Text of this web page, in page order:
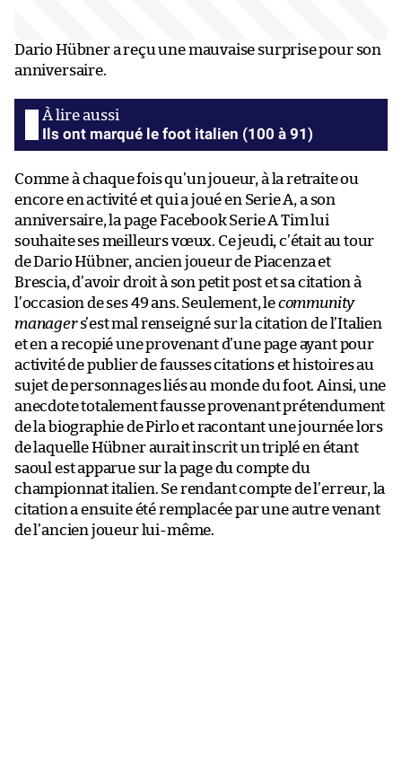
Dario Hübner a reçu une mauvaise surprise pour son
anniversaire.
Ils ont marqué le foot italien (100 à 91)
Comme à chaque fois qu’un joueur, à la retraite ou
encore en activité et qui a joué en Serie A, a son
anniversaire, la page Facebook Serie A Tim lui
souhaite ses meilleurs vœux. Ce jeudi, c’était au tour
de Dario Hübner, ancien joueur de Piacenza et
Brescia, d’avoir droit à son petit post et sa citation à
l’occasion de ses 49 ans. Seulement, lecommunity
managers’est mal renseigné sur la citation de l’Italien
et en a recopié une provenant d’une page ayant pour
activité de publier de fausses citations et histoires au
sujet de personnages liés au monde du foot. Ainsi, une
anecdote totalement fausse provenant prétendument
de la biographie de Pirlo et racontant une journée lors
de laquelle Hübner aurait inscrit un triplé en étant
saoul est apparue sur la page du compte du
championnat italien. Se rendant compte de l’erreur, la
citation a ensuite été remplacée par une autre venant
de l’ancien joueur lui-même.